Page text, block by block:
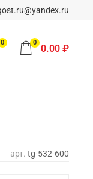
0 0 0.00 ₽
арт. tg-532-600